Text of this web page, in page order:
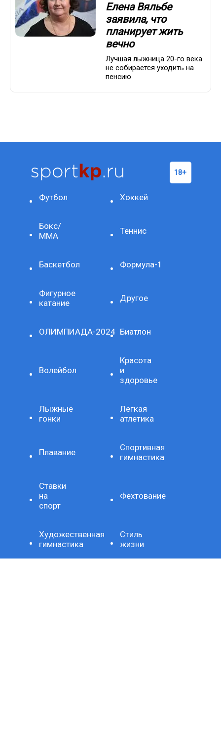
Елена Вяльбе
заявила, что
планирует жить
вечно
Лучшая лыжница 20-го века
не собирается уходить на
пенсию
Футбол Хоккей
Бокс/
ММА
Теннис
Баскетбол Формула-1
Фигурное
катание
Другое
ОЛИМПИАДА-2024 Биатлон
Волейбол
Красота
и
здоровье
Лыжные
гонки
Легкая
атлетика
Плавание
Спортивная
гимнастика
Ставки
на
спорт
Фехтование
Художественная
гимнастика
Стиль
жизни